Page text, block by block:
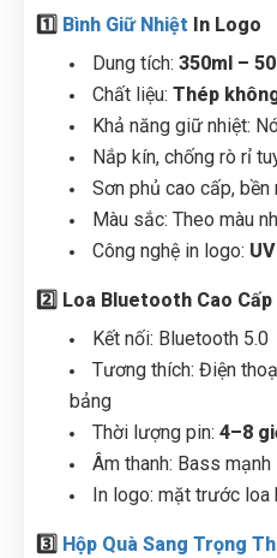
1️⃣ Bình Giữ Nhiệt In Logo
Dung tích: 350ml –
Chất liệu: Thép
Khả năng giữ nhiệt:
Nắp kín, chống rò rỉ
Sơn phủ cao cấp, bền
Màu sắc: Theo màu
Công nghệ in logo:
2️⃣ Loa Bluetooth Cao Cấp
Kết nối: Bluetooth 5.0
Tương thích: Điện
bảng
Thời lượng pin: 4–8
Âm thanh: Bass
In logo: mặt trước loa
3️⃣ Hộp Quà Sang Trọng